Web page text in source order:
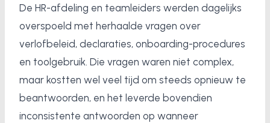
De HR-afdeling en teamleiders werden dagelijks
overspoeld met herhaalde vragen over
verlofbeleid, declaraties, onboarding-procedures
en toolgebruik. Die vragen waren niet complex,
maar kostten wel veel tijd om steeds opnieuw te
beantwoorden, en het leverde bovendien
inconsistente antwoorden op wanneer